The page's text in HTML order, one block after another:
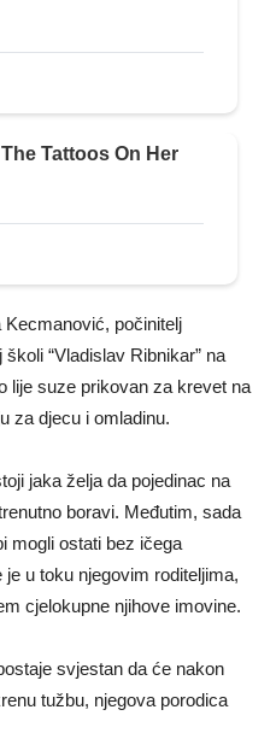
počinitelj
“Vladislav Ribnikar” na
lije suze prikovan za krevet na
za djecu i omladinu.
jaka želja da pojedinac na
boravi. Međutim, sada
mogli ostati bez ičega
u toku njegovim roditeljima,
cjelokupne njihove imovine.
svjestan da će nakon
tužbu, njegova porodica